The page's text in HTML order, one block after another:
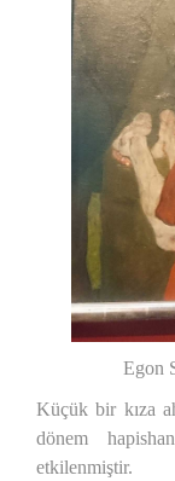
Egon
Küçük bir kıza
dönem
etkilenmiştir.